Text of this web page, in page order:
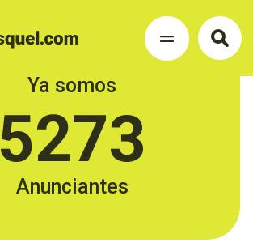
Ya somos
5273
Anunciantes